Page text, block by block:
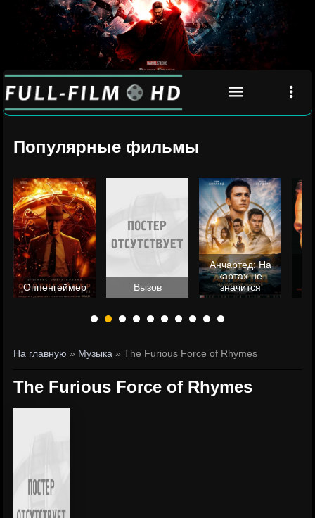
Популярные фильмы
Оппенгеймер Вызов
Анчартед: На
картах не
значится
На главную » Музыка » The Furious Force of Rhymes
The Furious Force of Rhymes